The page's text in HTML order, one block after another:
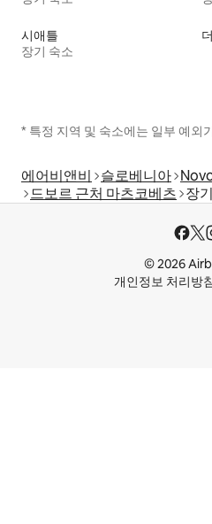
시애틀
장기 숙소
* 특정 지역 및 숙소에는 일부 예외
에어비앤비 슬로베니아
드보르 근처 마츠코베츠 장
© 2026
개인정보 처리방